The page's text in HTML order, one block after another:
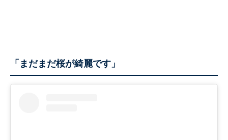
「まだまだ桜が綺麗です」